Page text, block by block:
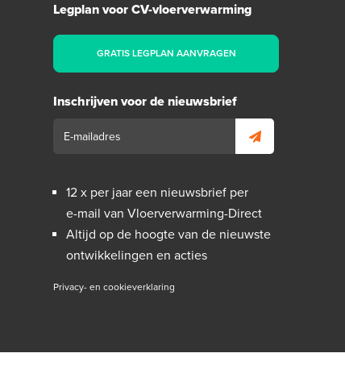
Legplan voor CV-vloerverwarming
GRATIS LEGPLAN AANVRAGEN
Inschrijven voor de nieuwsbrief
12 x per jaar een nieuwsbrief per
e-mail van Vloerverwarming-Direct
Altijd op de hoogte van de nieuwste
ontwikkelingen en acties
Privacy- en cookieverklaring